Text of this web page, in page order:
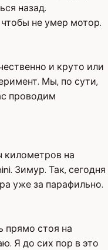
назад.
не умер мотор.
и круто или
Мы, по сути,
проводим
километров на
Зимур. Так, сегодня
уже за парафильно.
прямо стоя на
Я до сих пор в это